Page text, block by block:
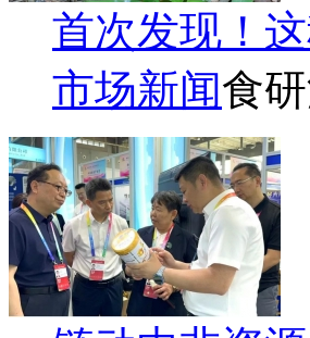
首次发现！
市场新闻食